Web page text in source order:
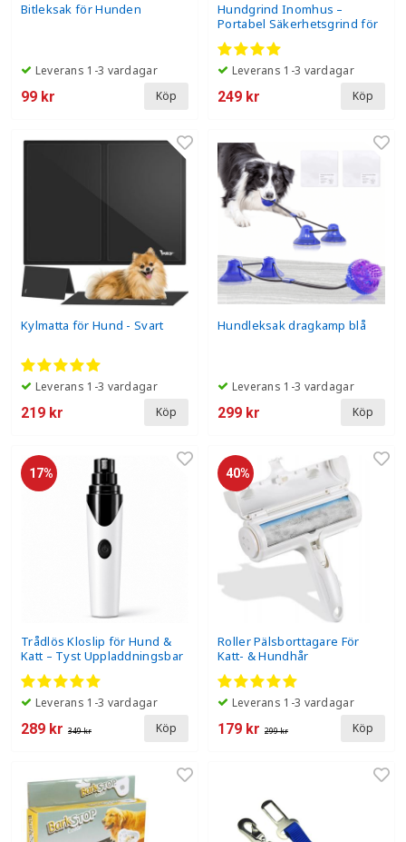
Bitleksak för Hunden
Leverans 1-3 vardagar
99 kr Köp
Hundgrind Inomhus –
Portabel Säkerhetsgrind för
Hundar, Valpar & Barn
Leverans 1-3 vardagar
249 kr Köp
Kylmatta för Hund - Svart
Leverans 1-3 vardagar
219 kr Köp
Hundleksak dragkamp blå
Leverans 1-3 vardagar
299 kr Köp
17%
Trådlös Kloslip för Hund &
Katt – Tyst Uppladdningsbar
Klotrimmer för Tassvård
Leverans 1-3 vardagar
289 kr 349 kr Köp
40%
Roller Pälsborttagare För
Katt- & Hundhår
Leverans 1-3 vardagar
179 kr 299 kr Köp